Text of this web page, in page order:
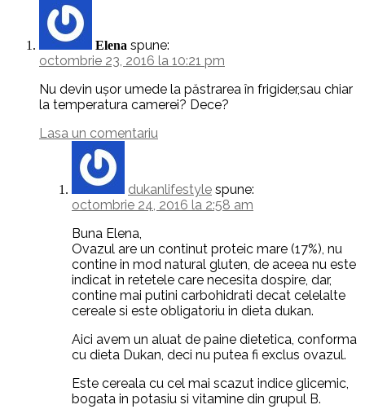
Elena spune:
octombrie 23, 2016 la 10:21 pm
Nu devin ușor umede la păstrarea în frigider,sau chiar
la temperatura camerei? Dece?
Lasa un comentariu
dukanlifestyle spune:
octombrie 24, 2016 la 2:58 am
Buna Elena,
Ovazul are un continut proteic mare (17%), nu
contine in mod natural gluten, de aceea nu este
indicat in retetele care necesita dospire, dar,
contine mai putini carbohidrati decat celelalte
cereale si este obligatoriu in dieta dukan.
Aici avem un aluat de paine dietetica, conforma
cu dieta Dukan, deci nu putea fi exclus ovazul.
Este cereala cu cel mai scazut indice glicemic,
bogata in potasiu si vitamine din grupul B.